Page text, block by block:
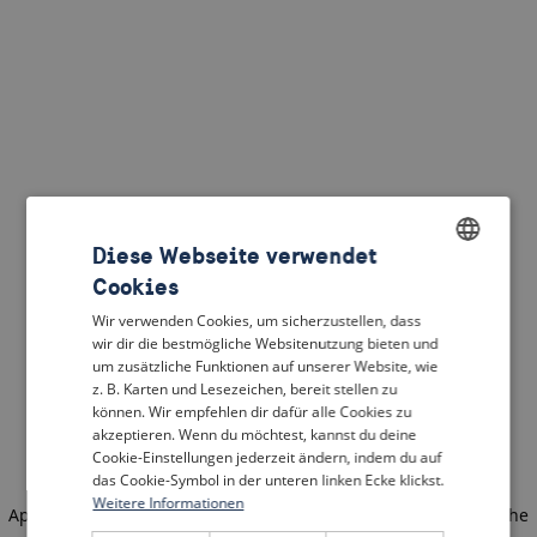
Application error: a client-side exception has occurred
(see the
DUTCH
FRENCH
GERMAN
Diese Webseite verwendet
Cookies
Wir verwenden Cookies, um sicherzustellen, dass
wir dir die bestmögliche Websitenutzung bieten und
um zusätzliche Funktionen auf unserer Website, wie
z. B. Karten und Lesezeichen, bereit stellen zu
können. Wir empfehlen dir dafür alle Cookies zu
akzeptieren. Wenn du möchtest, kannst du deine
Cookie-Einstellungen jederzeit ändern, indem du auf
das Cookie-Symbol in der unteren linken Ecke klickst.
Weitere Informationen